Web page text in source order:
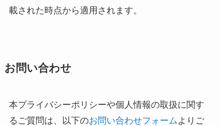
載された時点から適用されます。
お問い合わせ
本プライバシーポリシーや個人情報の取扱に関す
るご質問は、以下のお問い合わせフォーム よりご